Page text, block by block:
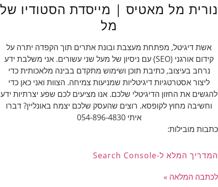
נורית מל מאטיס | מייסדת הסטודיו של
מל
אשת דיגיטל, מפתחת מעצבת ובונת אתרים תוך הקפדה יתרה על
קידום אורגני (SEO) עם ניסיון של מעל שני עשורים. אני משלבת ידע
נרחב בעיצוב, כתיבת תוכן ושימוש מתקדם בבינה מלאכותית כדי
ליצור אסטרטגיות דיגיטליות שמניעות צמיחה. הצוות ואני כאן כדי
להגשים את החזון הדיגיטלי שלכם. אנו מציעים לכם שפע יצרתיות ידע
וחשיבה מחוץ לקופסא. רוצים שהעסק שלכם יצמח באונליין? דברו
איתי 054-896-4830
כתבות מובילות:
המדריך המלא ל-Search Console
לכתבה המלאה »